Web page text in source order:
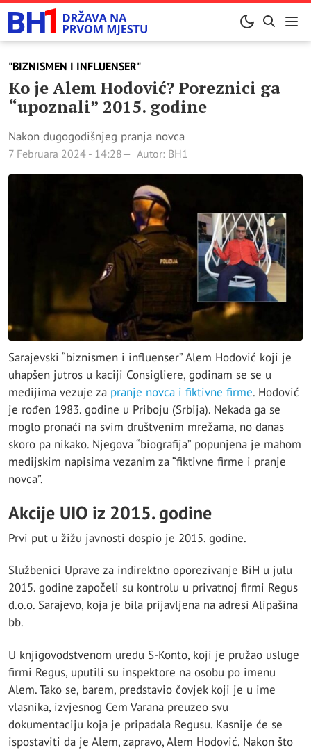
"BIZNISMEN I INFLUENSER"
Ko je Alem Hodović? Poreznici ga
“upoznali” 2015. godine
Nakon dugogodišnjeg pranja novca
7 Februara 2024 - 14:28 Autor: BH1
Sarajevski “biznismen i influenser” Alem Hodović koji je
uhapšen jutros u kaciji Consigliere, godinam se se u
medijima vezuje za pranje novca i fiktivne firme. Hodović
je rođen 1983. godine u Priboju (Srbija). Nekada ga se
moglo pronaći na svim društvenim mrežama, no danas
skoro pa nikako. Njegova “biografija” popunjena je mahom
medijskim napisima vezanim za “fiktivne firme i pranje
novca”.
Akcije UIO iz 2015. godine
Prvi put u žižu javnosti dospio je 2015. godine.
Službenici Uprave za indirektno oporezivanje BiH u julu
2015. godine započeli su kontrolu u privatnoj firmi Regus
d.o.o. Sarajevo, koja je bila prijavljena na adresi Alipašina
bb.
U knjigovodstvenom uredu S-Konto, koji je pružao usluge
firmi Regus, uputili su inspektore na osobu po imenu
Alem. Tako se, barem, predstavio čovjek koji je u ime
vlasnika, izvjesnog Cem Varana preuzeo svu
dokumentaciju koja je pripadala Regusu. Kasnije će se
ispostaviti da je Alem, zapravo, Alem Hodović. Nakon što